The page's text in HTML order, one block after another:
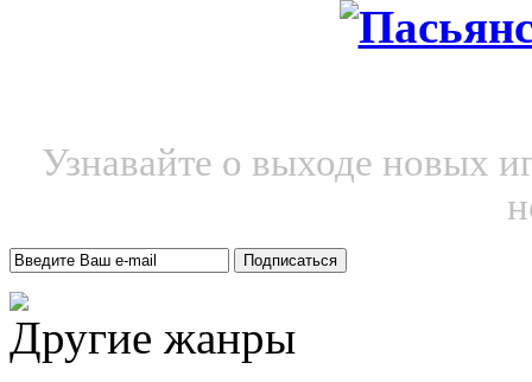
Узнавайте о выходе новых
Другие жанры